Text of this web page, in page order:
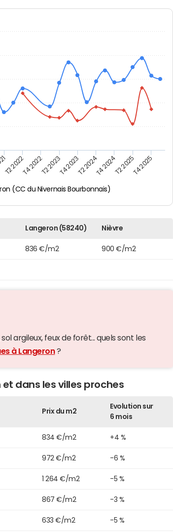
(CC du Nivernais Bourbonnais)
T2 2022T4 2022T2 2023T4 2023T2 2024T4 2024T2 2025T4 2025
Langeron (58240) Nièvre
836 €/m2 900 €/m2
argileux, feux de forêt... quels sont les
à Langeron?
dans les villes proches
Prix du m2
Evolution sur
6 mois
834 €/m2 +4 %
972 €/m2 -6 %
1 264 €/m2 -5 %
867 €/m2 -3 %
633 €/m2 -5 %